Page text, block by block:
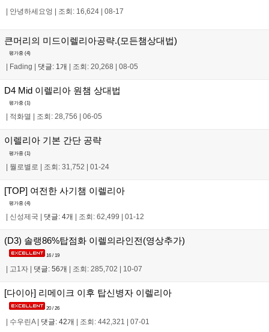
| 안녕하세요엉 | 조회: 16,624 | 08-17
큰머리의 미드이렐리아공략.(모든챔상대법)
평가중 (4)
| Fading | 댓글: 1개 | 조회: 20,268 | 08-05
D4 Mid 이렐리아 원챔 상대법
평가중 (1)
적화멸 조회: 28,756 06-05
이렐리아 기본 간단 공략
평가중 (1)
| 뭘로별로 | 조회: 31,752 | 01-24
[TOP] 여전한 사기챔 이렐리아
평가중 (4)
신성제국 댓글: 4개 조회: 62,499 01-12
(D3) 솔랭86%탑점화 이렐의라인전(영상추가)
16 / 19
고1자 댓글: 56개 조회: 285,702 10-07
[다이아] 리메이크 이후 탑신병자 이렐리아
20 / 26
| 수우린A| 댓글: 42개 | 조회: 442,321 | 07-01